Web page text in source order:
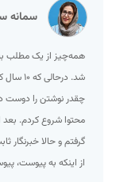
سمانه
همه‌چیز از یک مطلب
شد.
محتوا شروع کردم.
گرفتم و حالا
از اینکه به پیوست،